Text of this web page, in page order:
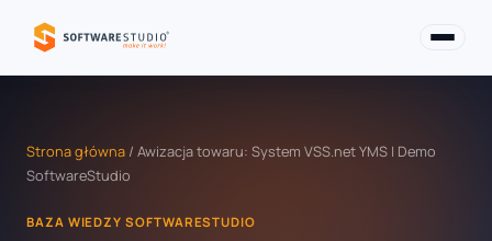
Strona główna / Awizacja towaru: System VSS.net YMS | Demo
SoftwareStudio
BAZA WIEDZY SOFTWARESTUDIO